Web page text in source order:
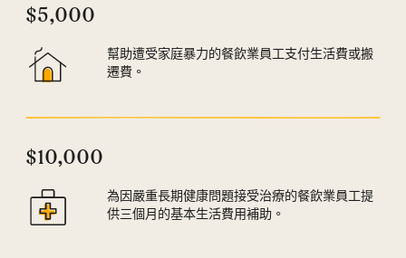
$5,000
幫助遭受家庭暴力的餐飲業員工支付生活費或搬
遷費。
$10,000
為因嚴重長期健康問題接受治療的餐飲業員工提
供三個月的基本生活費用補助。